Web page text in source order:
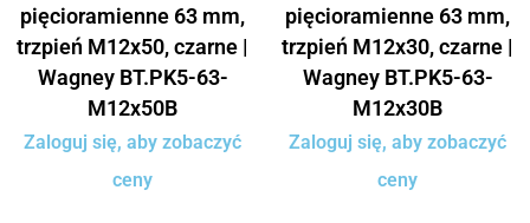
pięcioramienne 63 mm,
trzpień M12x50, czarne |
Wagney BT.PK5-63-
M12x50B
Zaloguj się, aby zobaczyć
ceny
pięcioramienne 63 mm,
trzpień M12x30, czarne |
Wagney BT.PK5-63-
M12x30B
Zaloguj się, aby zobaczyć
ceny